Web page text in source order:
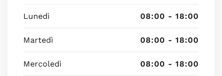
Lunedì 08:00 - 18:00
Martedì 08:00 - 18:00
Mercoledì 08:00 - 18:00